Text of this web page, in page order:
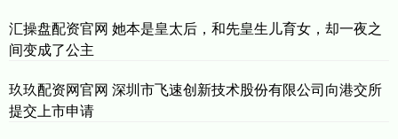
汇操盘配资官网 她本是皇太后，和先皇生儿育女，却一夜之
间变成了公主
玖玖配资网官网 深圳市飞速创新技术股份有限公司向港交所
提交上市申请